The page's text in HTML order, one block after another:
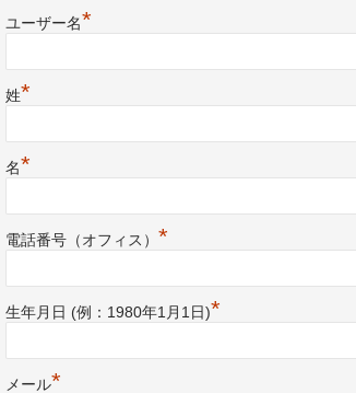
ユーザー名*
姓*
名*
電話番号（オフィス） *
生年月日 (例：1980年1月1日)*
メール*